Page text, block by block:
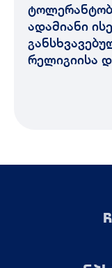
ადამიანი
რელიგიისა